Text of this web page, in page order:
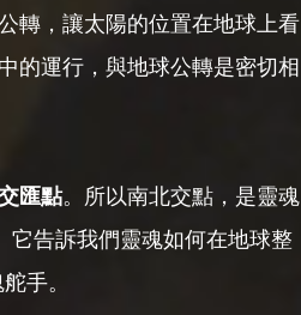
轉，讓太陽的位置在地球上看
的運行，與地球公轉是密切相
匯點。所以南北交點，是靈魂
它告訴我們靈魂如何在地球整
手。